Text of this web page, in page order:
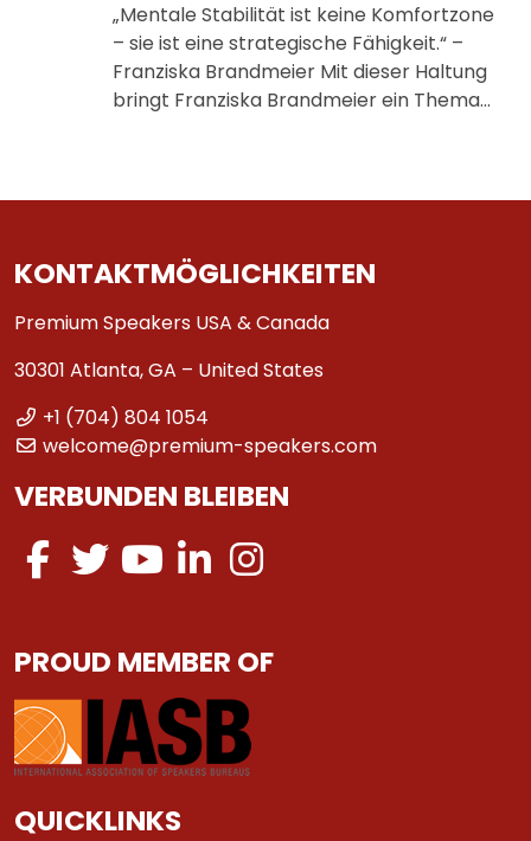
„Mentale Stabilität ist keine Komfortzone
– sie ist eine strategische Fähigkeit.“ –
Franziska Brandmeier Mit dieser Haltung
bringt Franziska Brandmeier ein Thema…
KONTAKTMÖGLICHKEITEN
Premium Speakers USA & Canada
30301 Atlanta, GA – United States
+1 (704) 804 1054
welcome@premium-speakers.com
VERBUNDEN BLEIBEN
PROUD MEMBER OF
QUICKLINKS